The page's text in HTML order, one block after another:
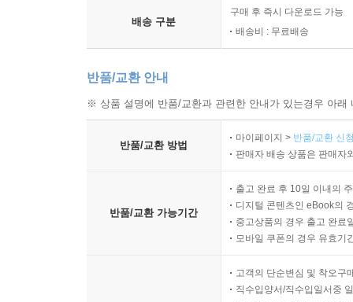
배송 구분
구매 후 즉시 다운로드 가능
배송비 : 무료배송
반품/교환 안내
※ 상품 설명에 반품/교환과 관련한 안내가 있는경우 아
반품/교환 방법
마이페이지 > 반품/교환 신
판매자 배송 상품은 판매자
반품/교환 가능기간
출고 완료 후 10일 이내의
디지털 콘텐츠인 eBook의
중고상품의 경우 출고 완료
모바일 쿠폰의 경우 유효기
고객의 단순변심 및 착오구
직수입양서/직수입일서중